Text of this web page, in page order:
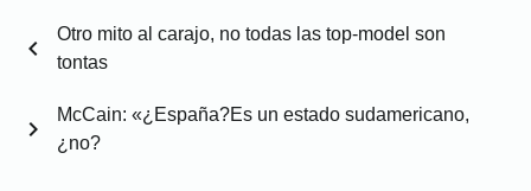
chevron_left
Otro mito al carajo, no todas las top-model son
tontas
McCain: «¿España?Es un estado sudamericano,
¿no?
chevron_right